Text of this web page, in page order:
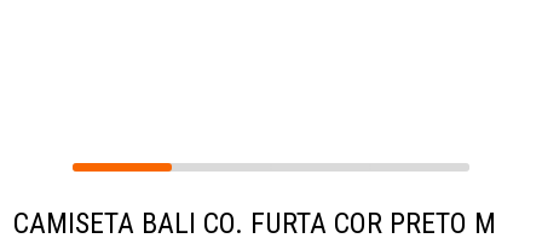
CAMISETA BALI CO. FURTA COR PRETO M